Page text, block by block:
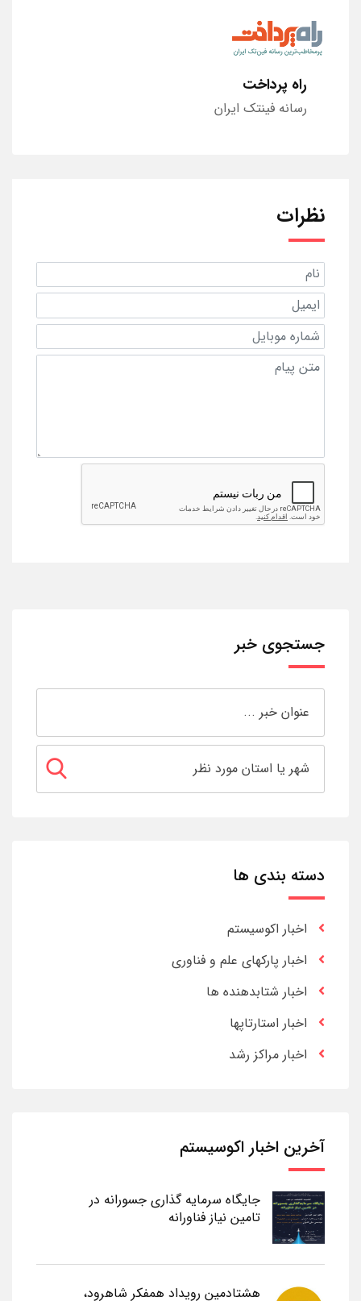
راه پرداخت
رسانه فینتک ایران
نظرات
جستجوی خبر
دسته بندی ها
اخبار اکوسیستم
اخبار پارکهای علم و فناوری
اخبار شتابدهنده ها
اخبار استارتاپها
اخبار مراکز رشد
آخرین اخبار اکوسیستم
جایگاه سرمایه گذاری جسورانه در
تامین نیاز فناورانه
هشتادمین رویداد همفکر شاهرود،